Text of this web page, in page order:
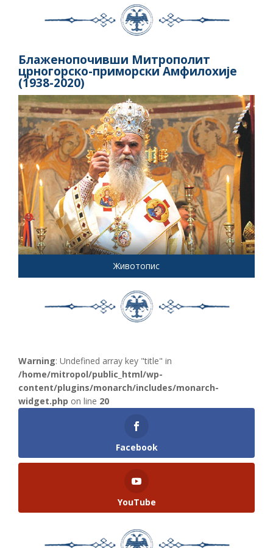
Блаженопочивши Митрополит
црногорско-приморски Амфилохије
(1938-2020)
Животопис
Warning: Undefined array key "title" in
/home/mitropol/public_html/wp-
content/plugins/monarch/includes/monarch-
widget.php on line 20
Facebook
YouTube